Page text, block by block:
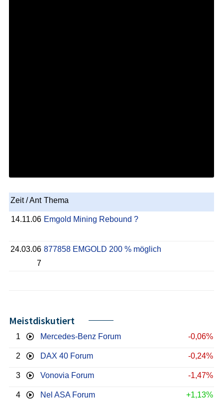
Zeit / Ant Thema
14.11.06 Emgold Mining Rebound ?
24.03.06
7
877858 EMGOLD 200 % möglich
Meistdiskutiert
1 Mercedes-Benz Forum -0,06%
2 DAX 40 Forum -0,24%
3 Vonovia Forum -1,47%
4 Nel ASA Forum +1,13%